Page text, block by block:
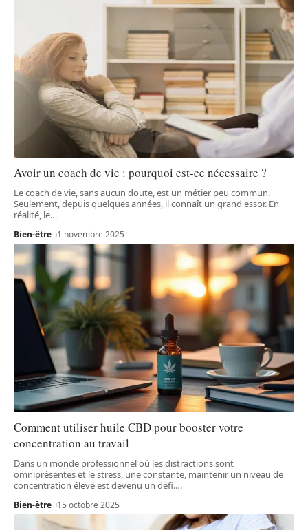
Avoir un coach de vie : pourquoi est-ce nécessaire ?
Le coach de vie, sans aucun doute, est un métier peu commun.
Seulement, depuis quelques années, il connaît un grand essor. En
réalité, le…
Bien-être 1 novembre 2025
Comment utiliser huile CBD pour booster votre
concentration au travail
Dans un monde professionnel où les distractions sont
omniprésentes et le stress, une constante, maintenir un niveau de
concentration élevé est devenu un défi.…
Bien-être 15 octobre 2025